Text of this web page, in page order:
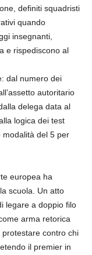
definiti squadristi
quando
insegnanti,
e rispediscono al
dal numero dei
autoritario
delega data al
logica dei test
modalità del 5 per
europea ha
scuola. Un atto
legare a doppio filo
arma retorica
contro chi
il premier in